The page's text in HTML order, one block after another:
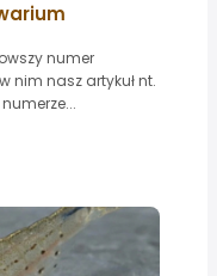
numer
nim nasz artykuł nt.